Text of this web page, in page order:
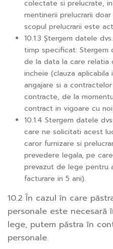
colectate si prelucrate,
mentinerii prelucrarii
scopul prelucrarii este
10.1.3 Ștergem datele
timp specificat: Stergem
de la data la care relatia
incheie (clauza
angajare si a
contracte, de la
contract in vigoare cu
10.1.4 Stergem datele
care ne solicitati acest
caror furnizare si
prevedere legala, pe
prevazut de lege pentru
facturare in 5 ani).
10.2 În cazul în care
personale este
lege, putem păstra în
personale.